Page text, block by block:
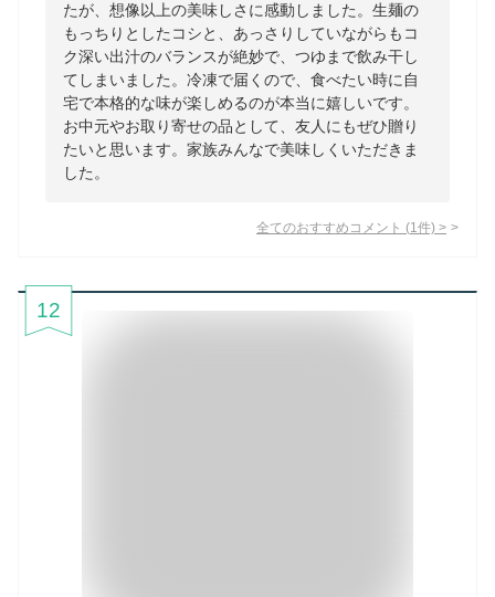
たが、想像以上の美味しさに感動しました。生麺の
もっちりとしたコシと、あっさりしていながらもコ
ク深い出汁のバランスが絶妙で、つゆまで飲み干し
てしまいました。冷凍で届くので、食べたい時に自
宅で本格的な味が楽しめるのが本当に嬉しいです。
お中元やお取り寄せの品として、友人にもぜひ贈り
たいと思います。家族みんなで美味しくいただきま
した。
全てのおすすめコメント (1 件) >
12